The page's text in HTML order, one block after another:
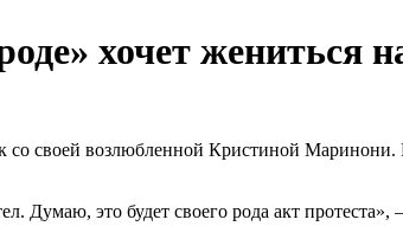
хочет жениться
со своей возлюбленной Кристиной
Думаю, это будет своего рода акт протеста»,